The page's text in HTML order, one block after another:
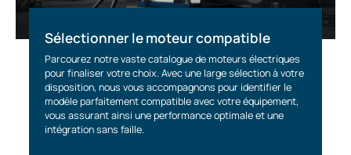
Sélectionner le moteur compatible
Parcourez notre vaste catalogue de moteurs électriques
pour finaliser votre choix. Avec une large sélection à votre
disposition, nous vous accompagnons pour identifier le
modèle parfaitement compatible avec votre équipement,
vous assurant ainsi une performance optimale et une
intégration sans faille.